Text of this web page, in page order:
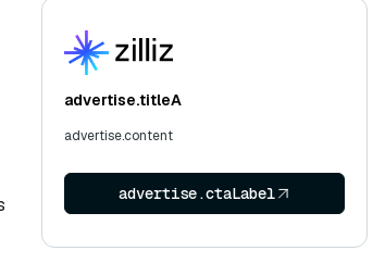
advertise.titleA
advertise.content
advertise.ctaLabel